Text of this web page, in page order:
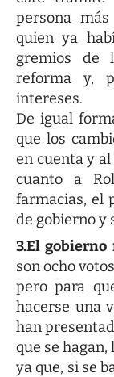
persona
quien ya
gremios de
reforma y,
intereses.
De igual
que los
en cuenta y
cuanto a
farmacias, el
de gobierno y
3.El gobierno
son ocho
pero para
hacerse una
han
que se
ya que, si se